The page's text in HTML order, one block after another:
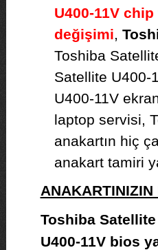
U400-11V
değişimi,
Toshiba
Satellite U400-
U400-11V
laptop servisi,
anakartın hiç
anakart tamiri
ANAKARTINIZIN
Toshiba Satellite
U400-11V bios